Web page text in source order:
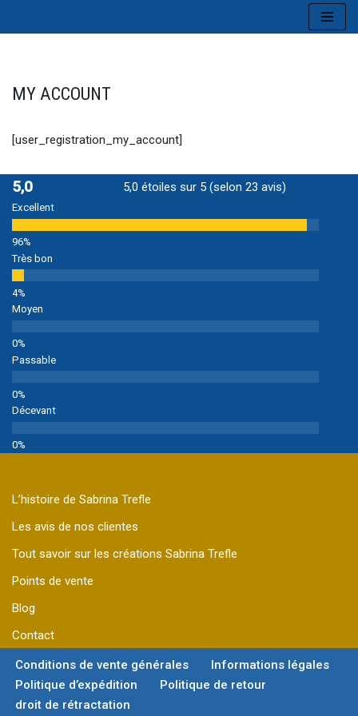
MY ACCOUNT
[user_registration_my_account]
5,0 5,0 étoiles sur 5 (selon 23 avis)
Excellent
Très bon
Moyen
Passable
Décevant
L’histoire de Sabrina Trefle
Les avis de nos clientes
Tout savoir sur les créations Sabrina Trefle
Points de vente
Blog
Contact
Conditions de vente générales
Informations légales
Politique d’expédition
Politique de retour
droit de rétractation